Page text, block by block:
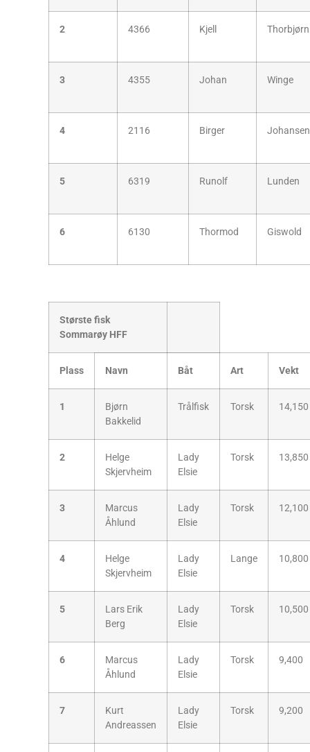
2 4366 Kjell
3 4355 Johan Winge
4 2116 Birger Johansen
5 6319 Runolf Lunden
6 6130 Thormod Giswold
Største fisk
Sommarøy HFF
Plass Navn Båt Art Vekt
1
Bjørn
Bakkelid
Trålfisk Torsk 14,150
2
Helge
Skjervheim
Lady
Elsie
Torsk 13,850
3
Marcus
Åhlund
Lady
Elsie
Torsk 12,100
4
Helge
Skjervheim
Lady
Elsie
Lange 10,800
5
Lars Erik
Berg
Lady
Elsie
Torsk 10,500
6
Marcus
Åhlund
Lady
Elsie
Torsk 9,400
7
Kurt
Andreassen
Lady
Elsie
Torsk 9,200